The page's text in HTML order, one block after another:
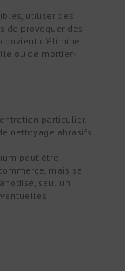
utiliser des
de provoquer des
d'éliminer
ou de mortier-
particulier.
nettoyage abrasifs.
peut être
mais se
seul un